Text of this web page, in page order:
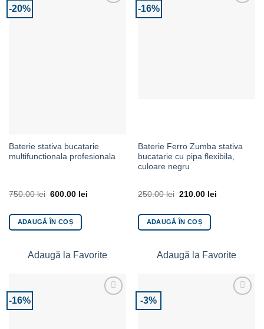
-20%
Baterie stativa bucatarie
multifunctionala profesionala
750.00lei 600.00 lei
ADAUGĂ ÎN COȘ
Adaugă la Favorite
-16%
Baterie Ferro Zumba stativa
bucatarie cu pipa flexibila,
culoare negru
250.00lei 210.00 lei
ADAUGĂ ÎN COȘ
Adaugă la Favorite
-16% -3%